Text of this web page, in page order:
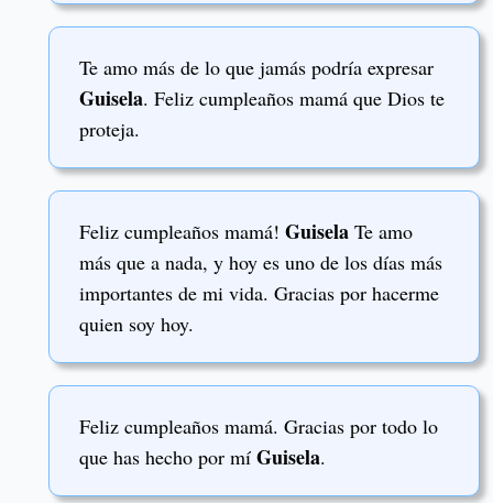
Te amo más de lo que jamás podría expresar
Guisela. Feliz cumpleaños mamá que Dios te
proteja.
Feliz cumpleaños mamá! Guisela Te amo
más que a nada, y hoy es uno de los días más
importantes de mi vida. Gracias por hacerme
quien soy hoy.
Feliz cumpleaños mamá. Gracias por todo lo
que has hecho por mí Guisela.